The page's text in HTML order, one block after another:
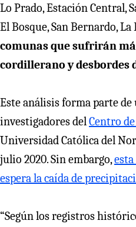
Lo Prado, Estación Central,
El Bosque, San Bernardo,
comunas que sufrirán
cordillerano y desbordes
Este análisis forma parte
investigadores delCentro
Universidad Católica del
julio 2020. Sin embargo,
espera la caída de
“Según los registros